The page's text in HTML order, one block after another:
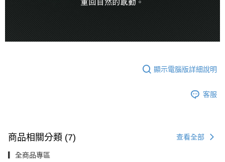
顯示電腦版詳細說明
客服
商品相關分類 (7) 查看全部
▎全商品專區